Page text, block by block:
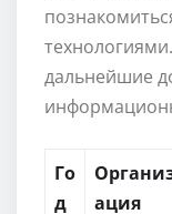
дальнейшие
Го
д
ация